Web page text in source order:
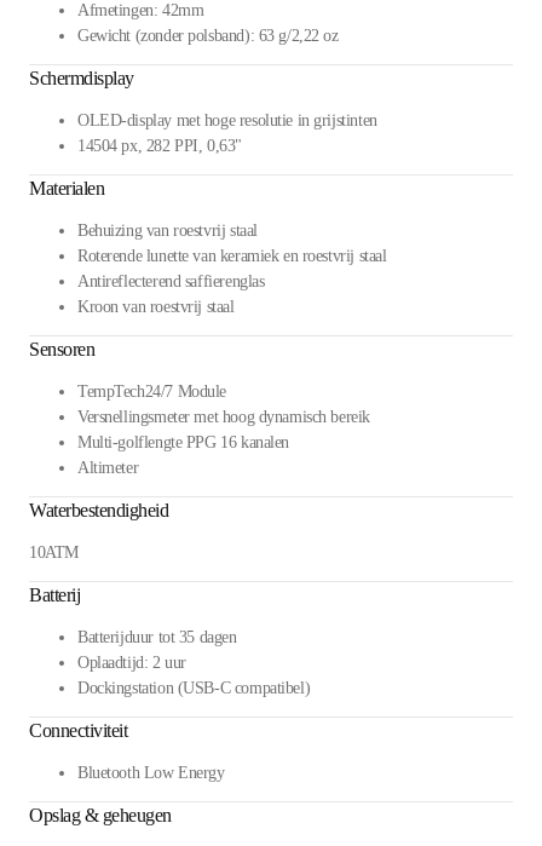
Afmetingen: 42mm
Gewicht (zonder polsband): 63 g/2,22 oz
Schermdisplay
OLED-display met hoge resolutie in grijstinten
14504 px, 282 PPI, 0,63"
Materialen
Behuizing van roestvrij staal
Roterende lunette van keramiek en roestvrij staal
Antireflecterend saffierenglas
Kroon van roestvrij staal
Sensoren
TempTech24/7 Module
Versnellingsmeter met hoog dynamisch bereik
Multi-golflengte PPG 16 kanalen
Altimeter
Waterbestendigheid
10ATM
Batterij
Batterijduur tot 35 dagen
Oplaadtijd: 2 uur
Dockingstation (USB-C compatibel)
Connectiviteit
Bluetooth Low Energy
Opslag & geheugen